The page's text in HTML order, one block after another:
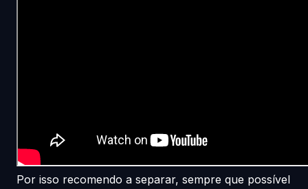
Por isso recomendo a separar, sempre que possível